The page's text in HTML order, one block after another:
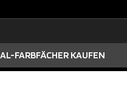
FARBFÄCHER KAUFEN